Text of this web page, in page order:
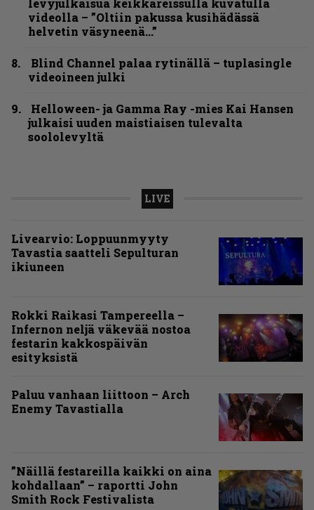
levyjulkaisua keikkareissulla kuvatulla
videolla – ”Oltiin pakussa kusihädässä
helvetin väsyneenä…”
Blind Channel palaa rytinällä – tuplasingle
videoineen julki
Helloween- ja Gamma Ray -mies Kai Hansen
julkaisi uuden maistiaisen tulevalta
soololevyltä
LIVE
Livearvio: Loppuunmyyty
Tavastia saatteli Sepulturan
ikiuneen
Rokki Raikasi Tampereella –
Infernon neljä väkevää nostoa
festarin kakkospäivän
esityksistä
Paluu vanhaan liittoon – Arch
Enemy Tavastialla
”Näillä festareilla kaikki on aina
kohdallaan” – raportti John
Smith Rock Festivalista